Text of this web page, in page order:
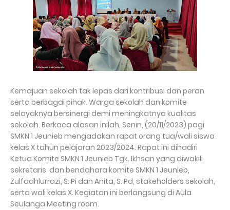
Kemajuan sekolah tak lepas dari kontribusi dan peran
serta berbagai pihak. Warga sekolah dan komite
selayaknya bersinergi demi meningkatnya kualitas
sekolah. Berkaca alasan inilah, Senin, (20/11/2023) pagi
SMKN 1 Jeunieb mengadakan rapat orang tua/wali siswa
kelas X tahun pelajaran 2023/2024. Rapat ini dihadiri
Ketua Komite SMKN 1 Jeunieb Tgk. Ikhsan yang diwakili
sekretaris dan bendahara komite SMKN 1 Jeunieb,
Zulfadhlurrazi, S. Pi dan Anita, S. Pd, stakeholders sekolah,
serta wali kelas X. Kegiatan ini berlangsung di Aula
Seulanga Meeting room.